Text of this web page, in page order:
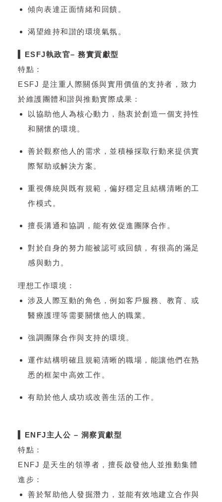
傾向表達正面情緒和回饋。
渴望維持和諧的環境氣氛。
▍ESFJ執政官– 務實貢獻型
特點：
ESFJ 是注重人際關係與實用價值的支持者，致力
於維護團體和諧與推動實際成果：
以協助他人為核心動力，熱衷於創造一個支持性
和關懷的環境。
善於觀察他人的需求，並積極採取行動來提供實
際幫助或解決方案。
重視傳統與既有規範，偏好穩定且結構清晰的工
作模式。
擅長溝通和協調，能有效促進團隊合作。
對於自身的努力能被認可或回饋，有很高的滿足
感與動力。
理想工作環境：
涉及人際互動的角色，例如客戶服務、教育、或
醫療護理等需要關懷他人的職業。
強調團隊合作與支持的環境。
運作結構明確且規範清晰的職場，能讓他們在熟
悉的框架中高效工作。
有助於他人成功或改善生活的工作。
▍ENFJ主人公 – 洞察貢獻型
特點：
ENFJ 是天生的領導者，擅長啟發他人並推動集體
進步：
善於幫助他人發掘潛力，並能有效地建立合作與